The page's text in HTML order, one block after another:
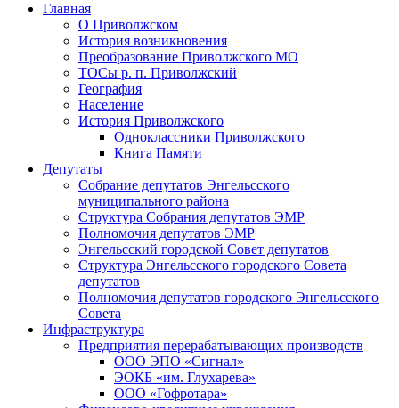
Главная
О Приволжском
История возникновения
Преобразование Приволжского МО
ТОСы р. п. Приволжский
География
Население
История Приволжского
Одноклассники Приволжского
Книга Памяти
Депутаты
Собрание депутатов Энгельсского
муниципального района
Структура Собрания депутатов ЭМР
Полномочия депутатов ЭМР
Энгельсский городской Совет депутатов
Структура Энгельсского городского Совета
депутатов
Полномочия депутатов городского Энгельсского
Совета
Инфраструктура
Предприятия перерабатывающих производств
ООО ЭПО «Сигнал»
ЭОКБ «им. Глухарева»
ООО «Гофротара»